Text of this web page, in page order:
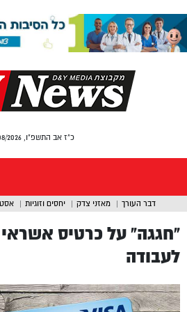
כ"ז אב התשפ"ו, 10/08/2026
דבר העורך מאזני צדק יחסים וזוגיות
“חגגה” על כרטיס
לעבודה